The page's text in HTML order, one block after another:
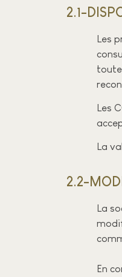
2.1-
Les
Les
La
2.2-
La
En